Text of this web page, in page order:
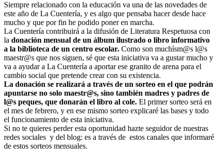
Siempre relacionado con la educación va una de las novedades de
este año de La Cuentería, y es algo que pensaba hacer desde hace
mucho y que por fin he podido poner en marcha.
La Cuentería contribuirá a la difusión de Literatura Respetuosa con
la donación mensual de un álbum ilustrado o libro informativo
a la biblioteca de un centro escolar. Como son muchísm@s l@s
maestr@s que nos siguen, sé que esta iniciativa va a gustar mucho y
va a ayudar a La Cuentería a aportar ese granito de arena para el
cambio social que pretende crear con su existencia.
La donación se realizará a través de un sorteo en el que podrán
apuntarse no solo maestr@s, sino también madres y padres de
l@s peques, que donarán el libro al cole. El primer sorteo será en
el mes de febrero, y en ese mismo sorteo explicaré las bases y todo
el funcionamiento de esta iniciativa.
Si no te quieres perder esta oportunidad hazte seguidor de nuestras
redes sociales y del blog: es a través de estos canales que informaré
de estos sorteos mensuales.